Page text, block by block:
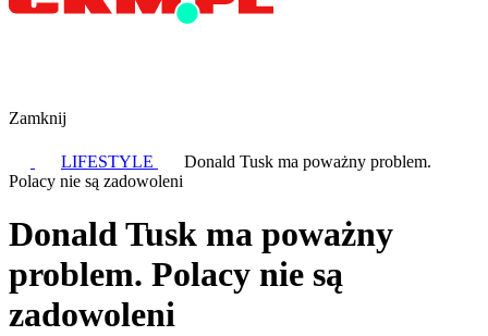
Zamknij
LIFESTYLE
Donald Tusk ma poważny problem.
Polacy nie są zadowoleni
Donald Tusk ma poważny
problem. Polacy nie są
zadowoleni